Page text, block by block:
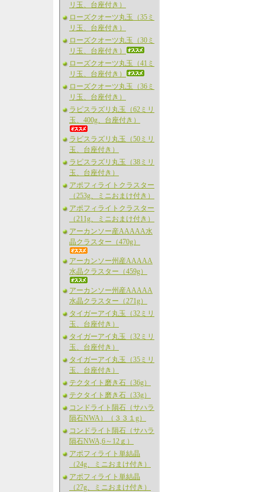
リ玉、台座付き）
ローズクオーツ丸玉（35ミ
リ玉、台座付き）
ローズクオーツ丸玉（30ミ
リ玉、台座付き）
ローズクオーツ丸玉（41ミ
リ玉、台座付き）
ローズクオーツ丸玉（36ミ
リ玉、台座付き）
ラピスラズリ丸玉（62ミリ
玉、400g、台座付き）
ラピスラズリ丸玉（50ミリ
玉、台座付き）
ラピスラズリ丸玉（38ミリ
玉、台座付き）
アポフィライトクラスター
（253g、ミニおまけ付き）
アポフィライトクラスター
（211g、ミニおまけ付き）
アーカンソー産AAAAA水
晶クラスター（470g）
アーカンソー州産AAAAA
水晶クラスター（459g）
アーカンソー州産AAAAA
水晶クラスター（271g）
タイガーアイ丸玉（32ミリ
玉、台座付き）
タイガーアイ丸玉（32ミリ
玉、台座付き）
タイガーアイ丸玉（35ミリ
玉、台座付き）
テクタイト磨き石（36g）
テクタイト磨き石（33g）
コンドライト隕石（サハラ
隕石NWA）（３３１g）
コンドライト隕石（サハラ
隕石NWA,6～12ｇ）
アポフィライト単結晶
（24g、ミニおまけ付き）
アポフィライト単結晶
（27g、ミニおまけ付き）